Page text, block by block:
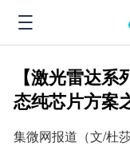
【激光雷达
态纯芯片方案
集微网报道（文/杜